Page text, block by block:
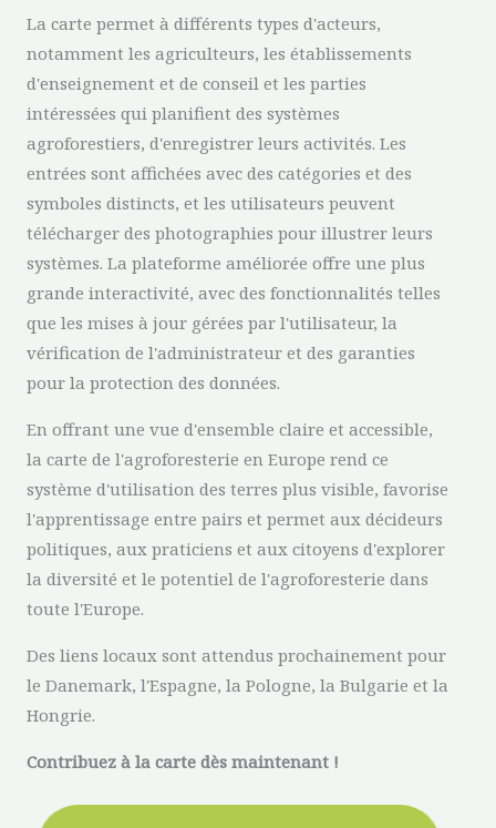
La carte permet à différents types d'acteurs,
notamment les agriculteurs, les établissements
d'enseignement et de conseil et les parties
intéressées qui planifient des systèmes
agroforestiers, d'enregistrer leurs activités. Les
entrées sont affichées avec des catégories et des
symboles distincts, et les utilisateurs peuvent
télécharger des photographies pour illustrer leurs
systèmes. La plateforme améliorée offre une plus
grande interactivité, avec des fonctionnalités telles
que les mises à jour gérées par l'utilisateur, la
vérification de l'administrateur et des garanties
pour la protection des données.
En offrant une vue d'ensemble claire et accessible,
la carte de l'agroforesterie en Europe rend ce
système d'utilisation des terres plus visible, favorise
l'apprentissage entre pairs et permet aux décideurs
politiques, aux praticiens et aux citoyens d'explorer
la diversité et le potentiel de l'agroforesterie dans
toute l'Europe.
Des liens locaux sont attendus prochainement pour
le Danemark, l'Espagne, la Pologne, la Bulgarie et la
Hongrie.
Contribuez à la carte dès maintenant !